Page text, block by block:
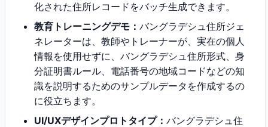
化された住所レコードをバッチ生成できます。
教育トレーニングデモ： バングラデシュ住所ジェ
ネレーターは、教師やトレーナーが、実在の個人
情報を使用せずに、バングラデシュ住所形式、身
分証明書ルール、電話番号の地域コードなどの知
識を説明するためのサンプルデータを作成するの
に役立ちます。
UI/UXデザインプロトタイプ： バングラデシュ住